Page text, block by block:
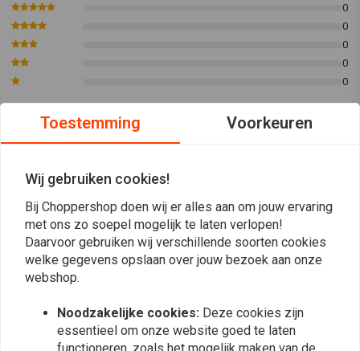
0
0
0
0
0
Plaats ook een review
Vergelijkbare producten
Toestemming Voorkeuren
Wij gebruiken cookies!
Bij Choppershop doen wij er alles aan om jouw ervaring
met ons zo soepel mogelijk te laten verlopen!
Daarvoor gebruiken wij verschillende soorten cookies
welke gegevens opslaan over jouw bezoek aan onze
webshop.
Noodzakelijke cookies: Deze cookies zijn
essentieel om onze website goed te laten
functioneren, zoals het mogelijk maken van de